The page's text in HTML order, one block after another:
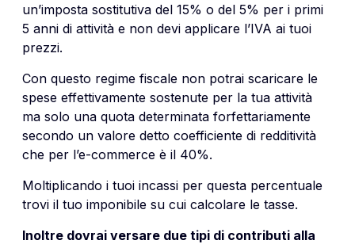
un’imposta sostitutiva del 15% o del 5% per i primi
5 anni di attività e non devi applicare l’IVA ai tuoi
prezzi.
Con questo regime fiscale non potrai scaricare le
spese effettivamente sostenute per la tua attività
ma solo una quota determinata forfettariamente
secondo un valore detto coefficiente di redditività
che per l’e-commerce è il 40%.
Moltiplicando i tuoi incassi per questa percentuale
trovi il tuo imponibile su cui calcolare le tasse.
Inoltre dovrai versare due tipi di contributi alla